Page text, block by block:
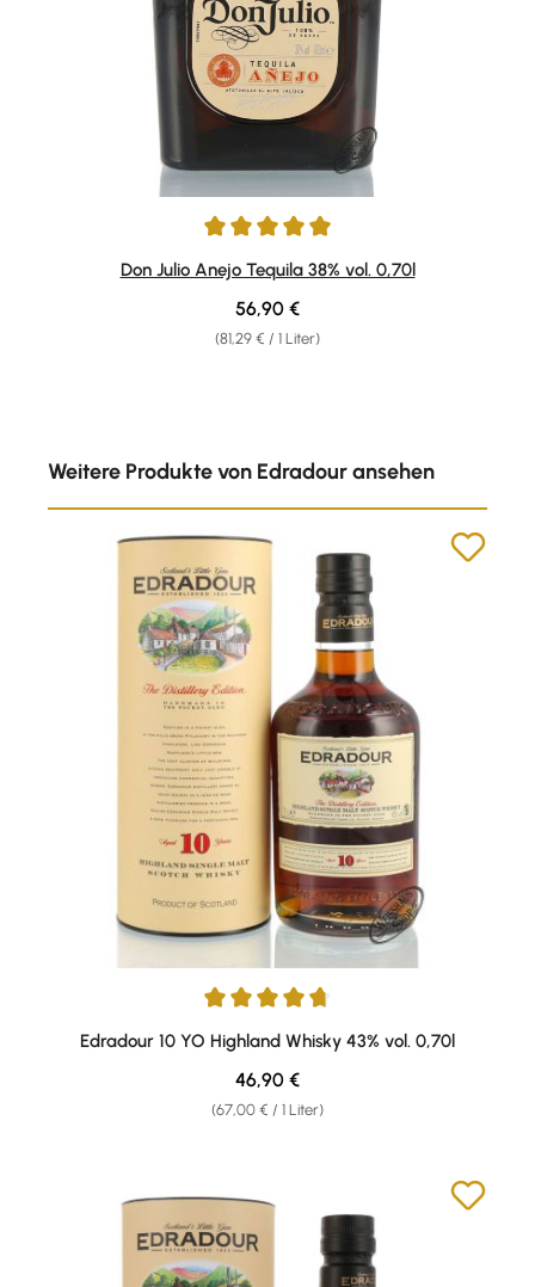
Durchschnittliche Bewertung von 4.91 von 5 Sternen
Don Julio Anejo Tequila 38% vol. 0,70l
(81,29 € / 1 Liter)
Regulärer Preis:
56,90 €
Weitere Produkte von Edradour ansehen
Durchschnittliche Bewertung von 4.86 von 5 Sternen
Edradour 10 YO Highland Whisky 43% vol. 0,70l
(67,00 € / 1 Liter)
Regulärer Preis:
46,90 €